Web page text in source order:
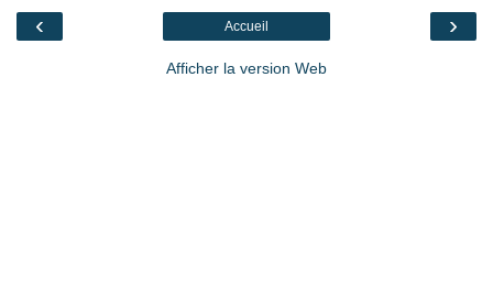
‹ ›
Accueil
Afficher la version Web